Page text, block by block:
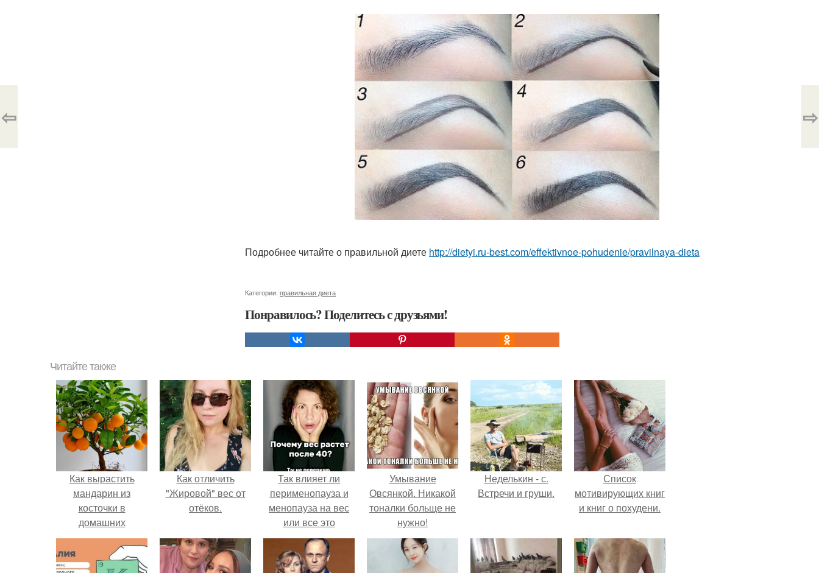
Подробнее читайте о правильной диете http://dietyi.ru-best.com/effektivnoe-pohudenie/pravilnaya-dieta
Категории: правильная диета
Понравилось? Поделитесь с друзьями!
⇦ ⇨
Читайте также
Как вырастить
мандарин из
косточки в
домашних
условиях.
Как отличить
"Жировой" вес от
отёков.
Так влияет ли
перименопауза и
менопауза на вес
или все это
ерунда?
Умывание
Овсянкой. Никакой
тоналки больще не
нужно!
Неделькин - с.
Встречи и груши.
Список
мотивирующих книг
и книг о похудени.